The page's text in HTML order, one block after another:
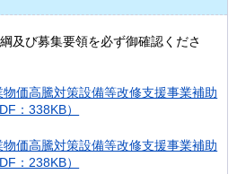
及び募集要領を必ず御確認くださ
物価高騰対策設備等改修支援事業補助
：338KB）
物価高騰対策設備等改修支援事業補助
：238KB）